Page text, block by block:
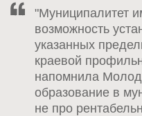
"Муниципалитет
возможность
указанных
краевой
напомнила
образование в
не про